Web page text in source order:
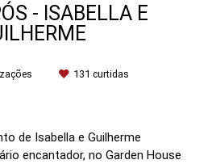
- ISABELLA E
131 curtidas
de Isabella e Guilherme
encantador, no Garden House